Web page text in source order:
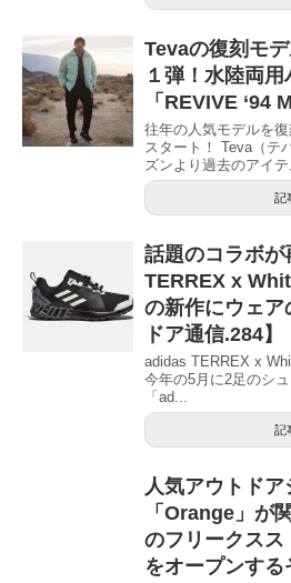
Tevaの復刻モ
１弾！水陸両
「REVIVE ‘94
往年の人気モデルを
スタート！ Teva（テ
ズンより過去のアイ
記
話題のコラボ
TERREX x
の新作にウェ
ドア通信.284】
adidas TERREX x
今年の5月に2足のシ
「ad...
記
人気アウトドア
「Orange」が
のフリークス
をオープンする